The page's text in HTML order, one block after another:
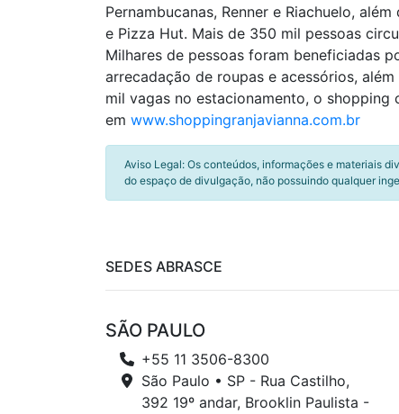
Pernambucanas, Renner e Riachuelo,
e Pizza Hut. Mais de 350 mil pessoas
Milhares de pessoas foram beneficiadas
arrecadação de roupas e acessórios,
mil vagas no estacionamento, o
em www.shoppingranjavianna.com.br
Aviso Legal: Os conteúdos, informações e materiais
do espaço de divulgação, não possuindo qualquer
SEDES ABRASCE
SÃO PAULO
+55 11 3506-8300
São Paulo • SP - Rua Castilho,
392 19º andar, Brooklin Paulista -